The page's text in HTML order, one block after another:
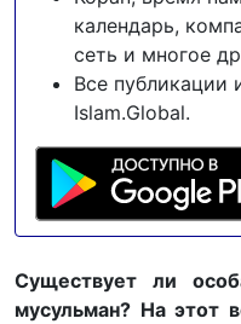
календарь,
сеть и многое
Все публикации
Islam.Global.
Существует ли
мусульман? На этот